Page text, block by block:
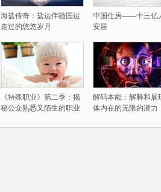
海盐传奇：盐运伴随国运
走过的悠悠岁月
中国住房——十三亿
安居
《特殊职业》第二季：揭
秘公众熟悉又陌生的职业
解码本能：解释和展
体内在的无限的潜力